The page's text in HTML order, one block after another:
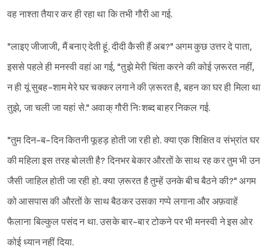
वह नाश्ता तैयार कर ही रहा था कि तभी गौरी आ गई.
"लाइए जीजाजी, मैं बनाए देती हूं. दीदी कैसी हैं अब?" अगम कुछ उत्तर दे पाता,
इससे पहले ही मनस्वी वहां आ गई, "तुझे मेरी चिंता करने की कोई ज़रूरत नहीं,
न ही यूं सुबह-शाम मेरे घर चक्कर लगाने की ज़रूरत है, बहन का घर ही मिला था
तुझे, जा चली जा यहां से." अवाक् गौरी निःशब्द बाहर निकल गई.
"तुम दिन-ब-दिन कितनी फूहड़ होती जा रही हो. क्या एक शिक्षित व संभ्रांत घर
की महिला इस तरह बोलती है? दिनभर बेकार औरतों के साथ रह कर तुम भी उन
जैसी जाहिल होती जा रही हो. क्या ज़रूरत है तुम्हें उनके बीच बैठने की?" अगम
को आसपास की औरतों के साथ बैठकर उसका गप्पे लगाना और अफ़वाहें
फैलाना बिल्कुल पसंद न था. उसके बार-बार टोकने पर भी मनस्वी ने इस ओर
कोई ध्यान नहीं दिया.